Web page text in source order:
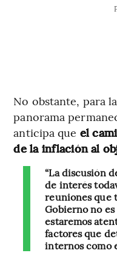
No obstante, para
panorama
anticipa que el
de la inflación al
“La discusión
de interés
reuniones que
Gobierno no
estaremos
factores que
internos como